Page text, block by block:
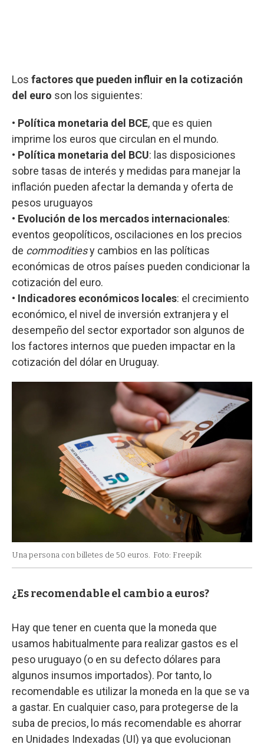
Los factores que pueden influir en la cotización
del euro son los siguientes:
• Política monetaria del BCE, que es quien
imprime los euros que circulan en el mundo.
• Política monetaria del BCU: las disposiciones
sobre tasas de interés y medidas para manejar la
inflación pueden afectar la demanda y oferta de
pesos uruguayos
• Evolución de los mercados internacionales:
eventos geopolíticos, oscilaciones en los precios
de commoditiesy cambios en las políticas
económicas de otros países pueden condicionar la
cotización del euro.
• Indicadores económicos locales: el crecimiento
económico, el nivel de inversión extranjera y el
desempeño del sector exportador son algunos de
los factores internos que pueden impactar en la
cotización del dólar en Uruguay.
Una persona con billetes de 50 euros. Foto: Freepik
¿Es recomendable el cambio a euros?
Hay que tener en cuenta que la moneda que
usamos habitualmente para realizar gastos es el
peso uruguayo (o en su defecto dólares para
algunos insumos importados). Por tanto, lo
recomendable es utilizar la moneda en la que se va
a gastar. En cualquier caso, para protegerse de la
suba de precios, lo más recomendable es ahorrar
en Unidades Indexadas (UI) ya que evolucionan